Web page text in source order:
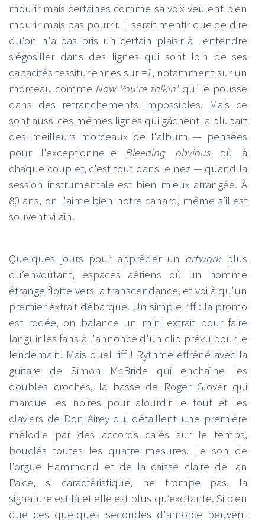
mourir mais certaines comme sa voix veulent bien
mourir mais pas pourrir. Il serait mentir que de dire
qu'on n'a pas pris un certain plaisir à l'entendre
s’égosiller dans des lignes qui sont loin de ses
capacités tessituriennes sur =1, notamment sur un
morceau comme Now You're talkin' qui le pousse
dans des retranchements impossibles. Mais ce
sont aussi ces mêmes lignes qui gâchent la plupart
des meilleurs morceaux de l'album — pensées
pour l'exceptionnelle Bleeding obviousoù à
chaque couplet, c'est tout dans le nez — quand la
session instrumentale est bien mieux arrangée. À
80 ans, on l'aime bien notre canard, même s’il est
souvent vilain.
Quelques jours pour apprécier un artworkplus
qu’envoûtant, espaces aériens où un homme
étrange flotte vers la transcendance, et voilà qu'un
premier extrait débarque. Un simple riff : la promo
est rodée, on balance un mini extrait pour faire
languir les fans à l'annonce d'un clip prévu pour le
lendemain. Mais quel riff ! Rythme effréné avec la
guitare de Simon McBride qui enchaîne les
doubles croches, la basse de Roger Glover qui
marque les noires pour alourdir le tout et les
claviers de Don Airey qui détaillent une première
mélodie par des accords calés sur le temps,
bouclés toutes les quatre mesures. Le son de
l'orgue Hammond et de la caisse claire de Ian
Paice, si caractéristique, ne trompe pas, la
signature est là et elle est plus qu’excitante. Si bien
que ces quelques secondes d'amorce peuvent